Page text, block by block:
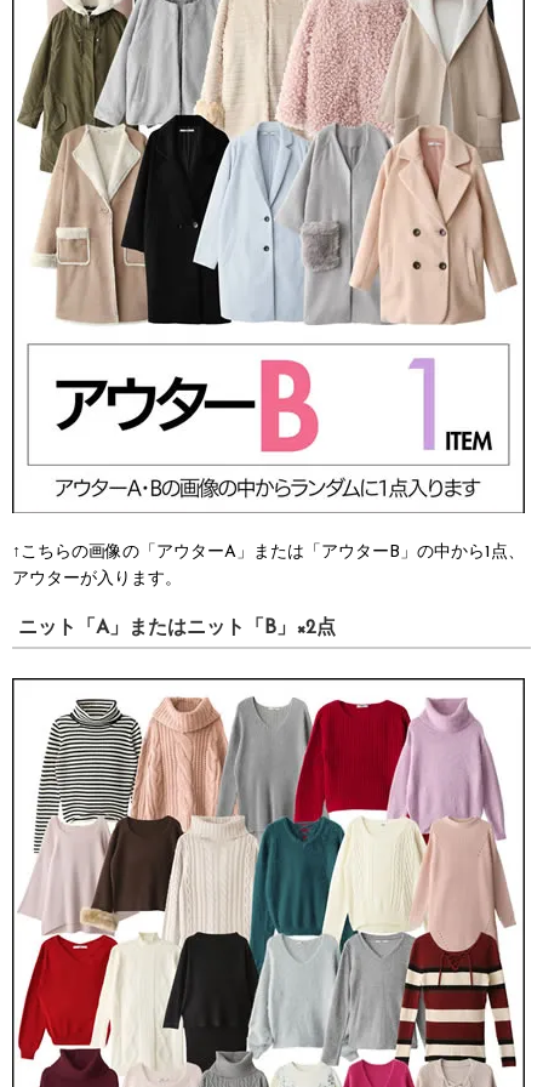
↑こちらの画像の「アウターA」または「アウターB」の中から1点、
アウターが入ります。
ニット「A」またはニット「B」×2点